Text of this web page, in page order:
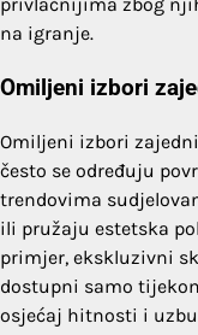
privlačnijima zbog
na igranje.
Omiljeni izbori
Omiljeni izbori
često se određuju
trendovima
ili pružaju estetska
primjer, ekskluzivni
dostupni samo
osjećaj hitnosti i